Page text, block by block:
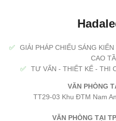
✅
GIẢI PHÁP CHIẾU SÁNG
CAO
✅
TƯ VẤN - THIẾT KẾ - THI
VĂN PHÒNG
TT29-03 Khu ĐTM Nam
VĂN PHÒNG TẠI